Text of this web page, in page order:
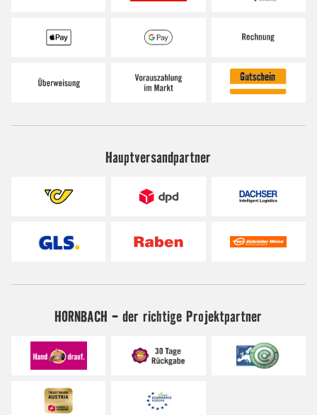
Hauptversandpartner
HORNBACH - der richtige Projektpartner